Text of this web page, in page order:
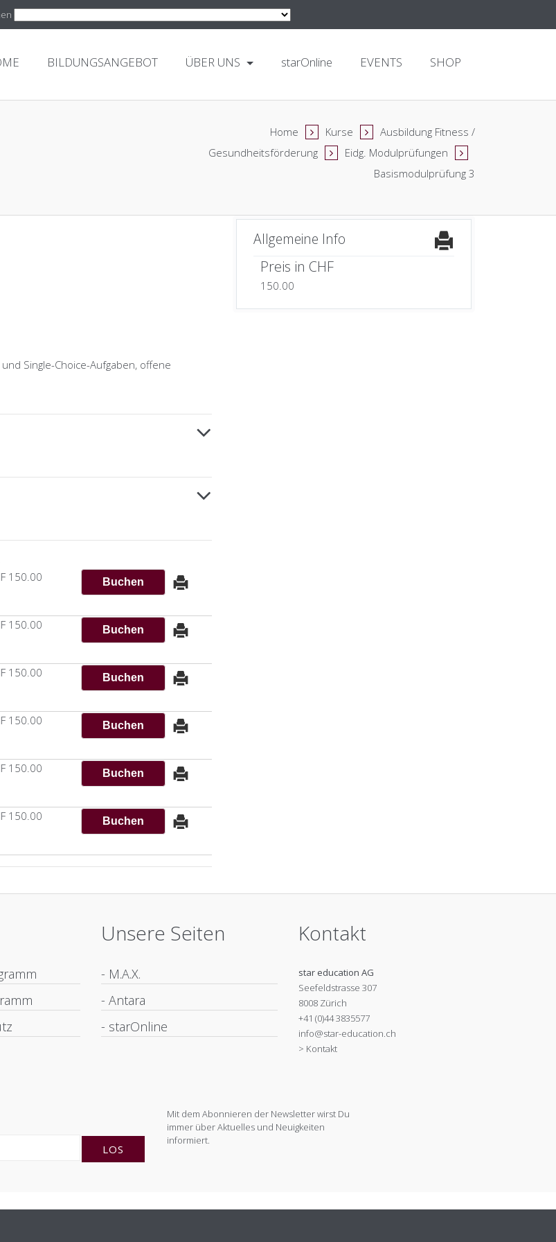
BILDUNGSANGEBOT ÜBER UNS starOnline EVENTS SHOP
Home Kurse
Ausbildung Fitness /
Gesundheitsförderung
Eidg. Modulprüfungen
Basismodulprüfung 3
Single-Choice-Aufgaben, offene
150.00
150.00
150.00
150.00
150.00
150.00
Allgemeine Info
Preis in CHF
150.00
Unsere Seiten
- M.A.X.
- Antara
- starOnline
Kontakt
star education AG
Seefeldstrasse 307
8008 Zürich
+41 (0)44 3835577
info@star-education.ch
> Kontakt
Mit dem Abonnieren der Newsletter wirst Du
immer über Aktuelles und Neuigkeiten
informiert.